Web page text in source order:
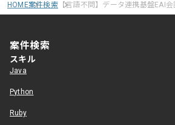
HOME案件検索【言語不問】データ連携基盤EAI
案件検索
スキル
Java
Python
Ruby